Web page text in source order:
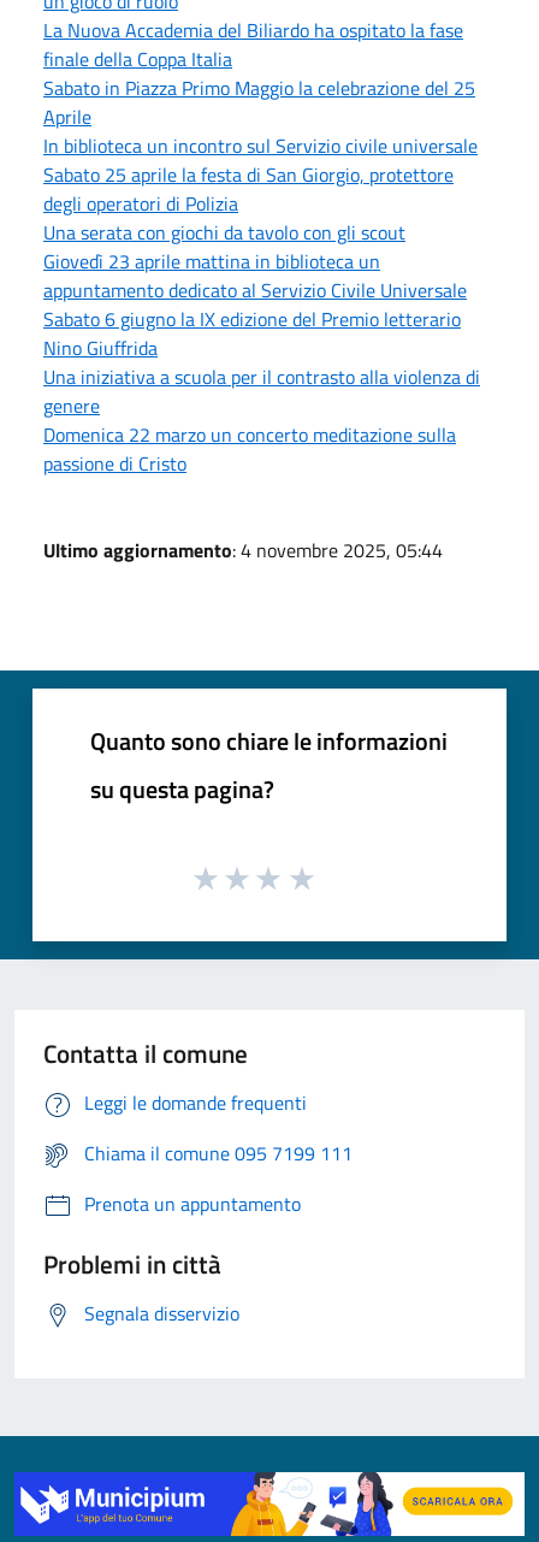
La Nuova Accademia del Biliardo ha ospitato la fase
finale della Coppa Italia
Sabato in Piazza Primo Maggio la celebrazione del 25
Aprile
In biblioteca un incontro sul Servizio civile universale
Sabato 25 aprile la festa di San Giorgio, protettore
degli operatori di Polizia
Una serata con giochi da tavolo con gli scout
Giovedì 23 aprile mattina in biblioteca un
appuntamento dedicato al Servizio Civile Universale
Sabato 6 giugno la IX edizione del Premio letterario
Nino Giuffrida
Una iniziativa a scuola per il contrasto alla violenza di
genere
Domenica 22 marzo un concerto meditazione sulla
passione di Cristo
Ultimo aggiornamento: 4 novembre 2025, 05:44
Quanto sono chiare le informazioni
su questa pagina?
Contatta il comune
Leggi le domande frequenti
Chiama il comune 095 7199 111
Prenota un appuntamento
Problemi in città
Segnala disservizio